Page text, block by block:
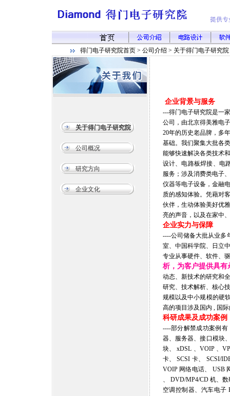
得门电子研究院首页 > 公司介绍 > 关于得门电子研究院
关于得门电子研究院
公司概况
研究方向
企业文化
企业背景与服务
---得门电子研究院是一
公司，由北京得美雅电
20年的历史老品脾，多
基础。我们聚集大批各
能够快速解决各类技术
设计、电路板焊接、电
服务；涉及消费类电子
仪器等电子设备，金融
质的感知体验。凭藉对
伙伴，生动体验美好优
亮的声音，以及在家中
企业实力与保障
----公司储备大批从业多
室、中国科学院、日立
专业从事硬件、软件、
析，为客户提供具有
动态、新技术的研究和
研究、技术解析、核心
规模以及中小规模的硬
高的项目涉及国内 , 国
科研成果及成功案例
----部分解禁成功案例
器、服务器、接口模块
块、 xDSL 、VOIP 、
卡、 SCSI 卡、 SCSI/
VOIP 网络电话、 USB
、 DVD/MP4/CD 机、
空调控制器、汽车电子